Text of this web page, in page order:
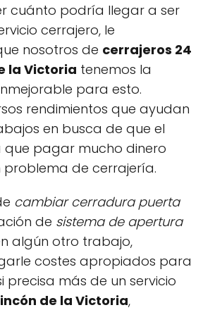
cuánto podría llegar a ser
cerrajero, le
nosotros de cerrajeros 24
la Victoria tenemos la
para esto.
rendimientos que ayudan
en busca de que el
que pagar mucho dinero
de cerrajería.
cambiar cerradura puerta
de sistema de apertura
algún otro trabajo,
costes apropiados para
precisa más de un servicio
de la Victoria,